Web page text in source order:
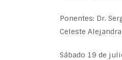
Ponentes: Dr.
Celeste
Sábado 19 de